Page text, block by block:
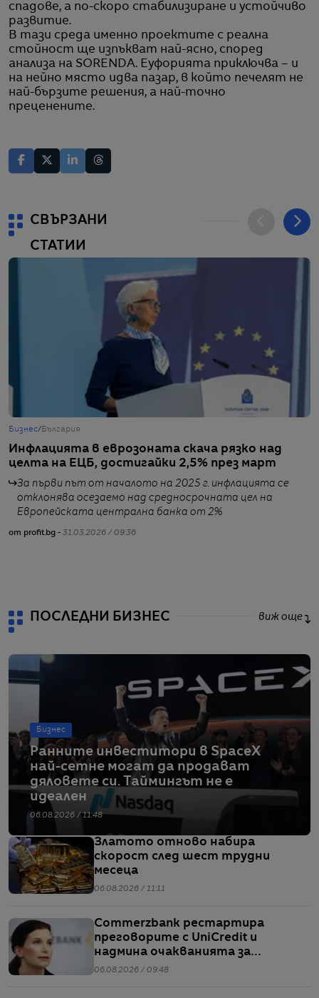
спадове, а по-скоро стабилизиране и устойчиво
развитие.
В тази среда именно проектите с реална
стойност ще изпъкват най-ясно, според
анализа на SORENDA. Еуфорията приключва – и
на нейно място идва пазар, в който печелят не
най-бързите решения, а най-точно
преценените.
СВЪРЗАНИ
СТАТИИ
Бизнес/ България
Инфлацията в еврозоната скача рязко над
целта на ЕЦБ, достигайки 2,5% през март
За първи път от началото на 2025 г. инфлацията се
отклонява осезаемо над средносрочната цел на
Европейската централна банка от 2%
от profit.bg - 31.03.2026 / 09:36
ПОСЛЕДНИ БИЗНЕС виж още
Бизнес
Ранните инвеститори в SpaceX
най-сетне могат да продават
дяловете си. Таймингът не е
идеален
06.08.2026 / 11:48
Златото отново набира
скорост след шест трудни
месеца
06.08.2026 / 11:11
Commerzbank рестартира
преговорите с UniCredit и
надмина очакванията за
тримесечието
06.08.2026 / 09:48